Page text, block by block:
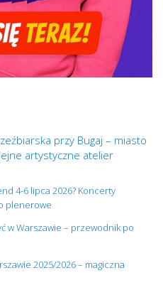
przy Bugaj – miasto
artystyczne atelier
4-6 lipca 2026? Koncerty
plenerowe
w Warszawie – przewodnik po
2025/2026 – magiczna